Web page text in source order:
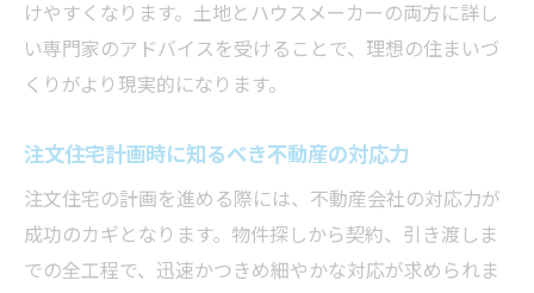
けやすくなります。土地とハウスメーカーの両方に詳し
い専門家のアドバイスを受けることで、理想の住まいづ
くりがより現実的になります。
注文住宅計画時に知るべき不動産の対応力
注文住宅の計画を進める際には、不動産会社の対応力が
成功のカギとなります。物件探しから契約、引き渡しま
での全工程で、迅速かつきめ細やかな対応が求められま